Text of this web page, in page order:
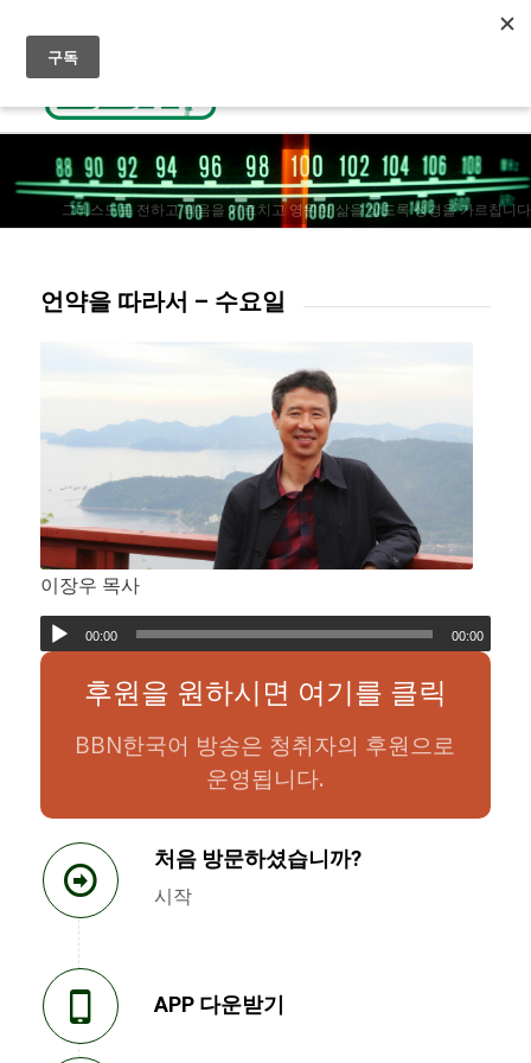
그리스도를 전하고 복음을 가르치고 영원한 삶을 살도록 성경을 가르칩니
언약을 따라서 – 수요일
이장우 목사
00:00 00:00
후원을 원하시면 여기를 클릭
BBN한국어 방송은 청취자의 후원으로
운영됩니다.
처음 방문하셨습니까?
시작
APP 다운받기